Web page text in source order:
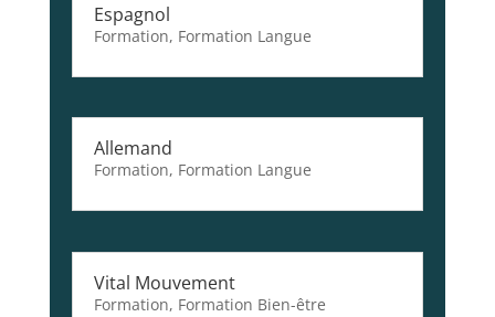
Espagnol
Formation, Formation Langue
Allemand
Formation, Formation Langue
Vital Mouvement
Formation, Formation Bien-être